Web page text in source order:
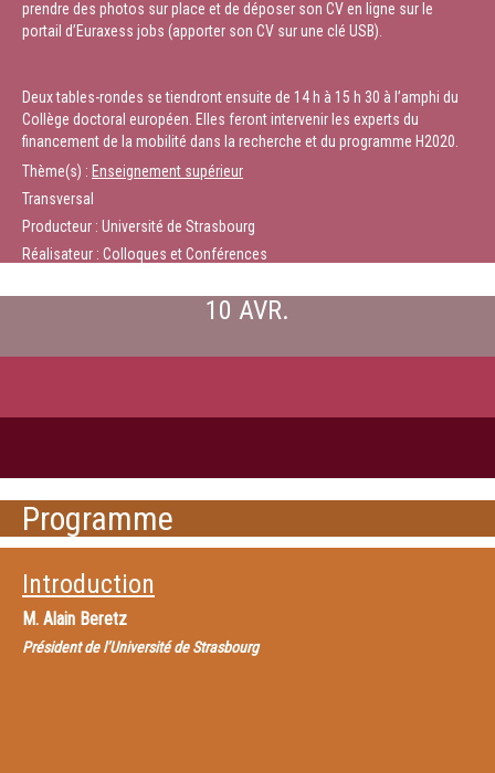
prendre des photos sur place et de déposer son CV en ligne sur le
portail d’Euraxess jobs (apporter son CV sur une clé USB).
Deux tables-rondes se tiendront ensuite de 14 h à 15 h 30 à l’amphi du
Collège doctoral européen. Elles feront intervenir les experts du
financement de la mobilité dans la recherche et du programme H2020.
Thème(s) : Enseignement supérieur
Transversal
Producteur : Université de Strasbourg
Réalisateur : Colloques et Conférences
10 AVR.
Programme
Introduction
M. Alain Beretz
Président de l’Université de Strasbourg